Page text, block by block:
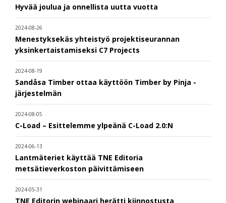
Hyvää joulua ja onnellista uutta vuotta
2024-08-26
Menestyksekäs yhteistyö projektiseurannan
yksinkertaistamiseksi C7 Projects
2024-08-19
Sandåsa Timber ottaa käyttöön Timber by Pinja -
järjestelmän
2024-08-05
C-Load – Esittelemme ylpeänä C-Load 2.0:N
2024-06-13
Lantmäteriet käyttää TNE Editoria
metsätieverkoston päivittämiseen
2024-05-31
TNE Editorin webinaari herätti kiinnostusta